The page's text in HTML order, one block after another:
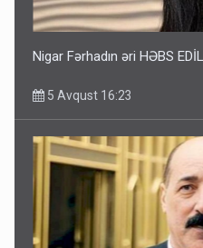
Nigar Fərhadın əri HƏBS
5 Avqust 16:23